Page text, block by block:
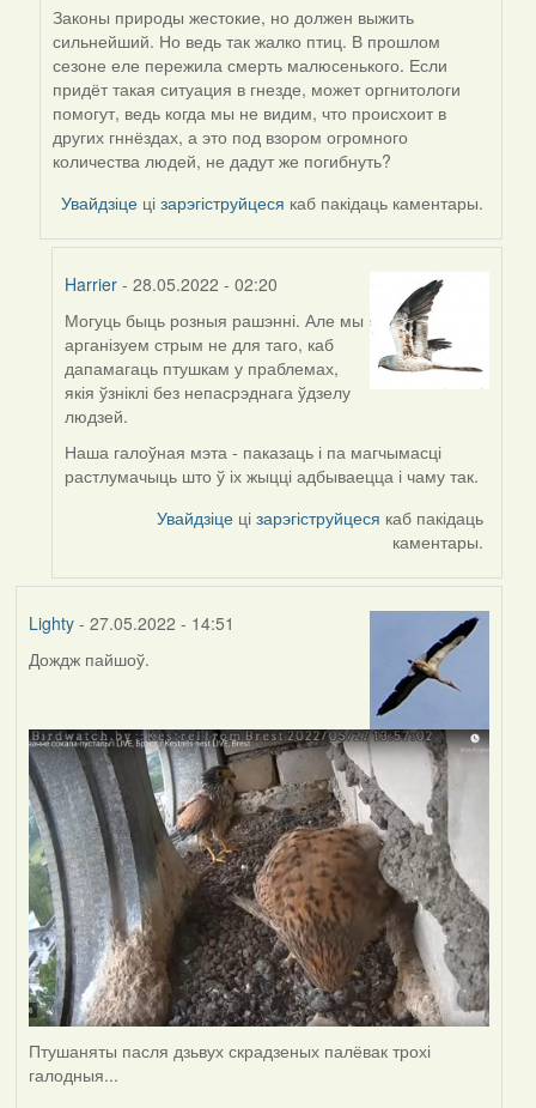
In
reply
to
by
Harrier
Законы природы жестокие, но должен выжить
сильнейший. Но ведь так жалко птиц. В прошлом
сезоне еле пережила смерть малюсенького. Если
придёт такая ситуация в гнезде, может оргнитологи
помогут, ведь когда мы не видим, что происхоит в
других гннёздах, а это под взором огромного
количества людей, не дадут же погибнуть?
Увайдзіце цізарэгіструйцеся каб пакідаць каментары.
Harrier- 28.05.2022 - 02:20
In
reply
to
by
09Алена
Могуць быць розныя рашэнні. Але мы
арганізуем стрым не для таго, каб
дапамагаць птушкам у праблемах,
якія ўзніклі без непасрэднага ўдзелу
людзей.
Наша галоўная мэта - паказаць і па магчымасці
растлумачыць што ў іх жыцці адбываецца і чаму так.
Увайдзіце цізарэгіструйцеся каб пакідаць
каментары.
Lighty- 27.05.2022 - 14:51
Дождж пайшоў.
Птушаняты пасля дзьвух скрадзеных палёвак трохі
галодныя...